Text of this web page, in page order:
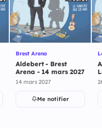
Brest Arena
Aldebert - Brest
Arena - 14 mars 2027
14 mars 2027
Me notifier